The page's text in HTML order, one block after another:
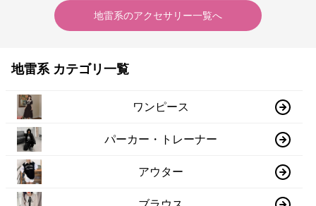
地雷系のアクセサリー一覧へ
地雷系 カテゴリ一覧
ワンピース
パーカー・トレーナー
アウター